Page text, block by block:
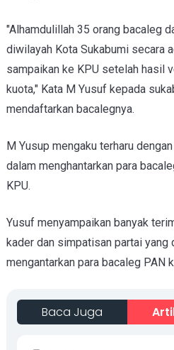
"Alhamdulillah 35 orang bacaleg
diwilayah Kota Sukabumi secara
sampaikan ke KPU setelah hasil
kuota," Kata M Yusuf kepada
mendaftarkan bacalegnya.
M Yusup mengaku terharu
dalam menghantarkan para
KPU.
Yusuf menyampaikan banyak
kader dan simpatisan partai yang
mengantarkan para bacaleg PAN
Baca Juga